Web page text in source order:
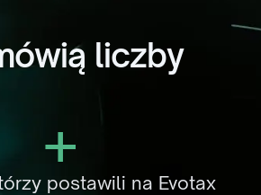
liczby
+
postawili na Evotax